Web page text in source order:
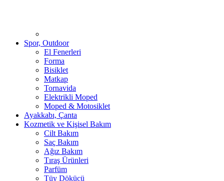
Spor, Outdoor
El Fenerleri
Forma
Bisiklet
Matkap
Tornavida
Elektrikli Moped
Moped & Motosiklet
Ayakkabı, Çanta
Kozmetik ve Kişisel Bakım
Cilt Bakım
Saç Bakım
Ağız Bakım
Tıraş Ürünleri
Parfüm
Tüy Dökücü